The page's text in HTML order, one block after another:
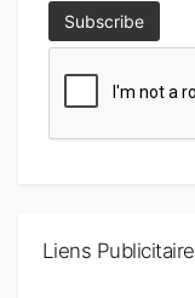
Liens Publicitaire